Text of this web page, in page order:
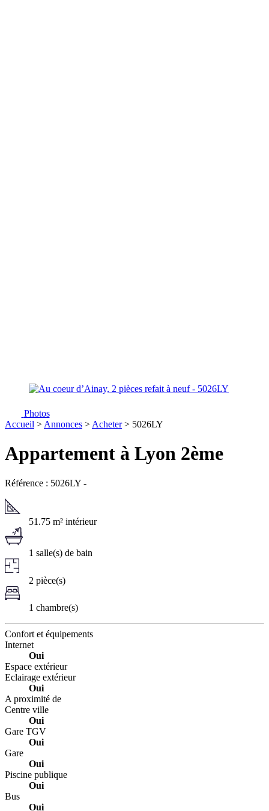
Photos
Accueil > Annonces > Acheter> 5026LY
Appartement à Lyon 2ème
Référence : 5026LY -
51.75 m² intérieur
1 salle(s) de bain
2 pièce(s)
1 chambre(s)
Confort et équipements
Internet
Oui
Espace extérieur
Eclairage extérieur
Oui
A proximité de
Centre ville
Oui
Gare TGV
Oui
Gare
Oui
Piscine publique
Oui
Bus
Oui